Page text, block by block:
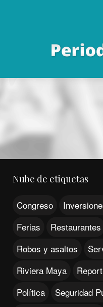
Nube de etiquetas
Congreso
Ferias
Restaurantes
Robos y asaltos
Riviera Maya
Política
Seguridad